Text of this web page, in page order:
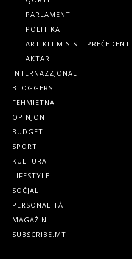
PARLAMENT
POLITIKA
ARTIKLI MIS-SIT PREĊEDENTI
AKTAR
INTERNAZZJONALI
BLOGGERS
FEHMIETNA
OPINJONI
BUDGET
SPORT
KULTURA
LIFESTYLE
SOĊJAL
PERSONALITÀ
MAGAŻIN
SUBSCRIBE.MT